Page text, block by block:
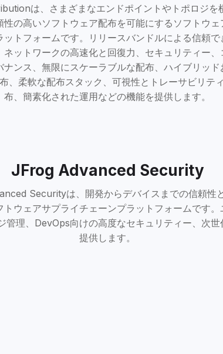
は、さまざまなエンドポイントやトポロジを
性の高いソフトウェア配布を可能にするソフトウェ
ットフォームです。リリースバンドルによる信頼
ネットワークの高速化と回復力、セキュリティー、
ナンス、無限にスケーラブルな配布、ハイブリッド
、柔軟な配布スタック、可視性とトレーサビリテ
布、簡素化された運用などの機能を提供します。
JFrog Advanced Security
Securityは、開発からデバイスまでの信頼性
トウェアサプライチェーンプラットフォームです。
管理、DevOps向けの高度なセキュリティー、次世
提供します。